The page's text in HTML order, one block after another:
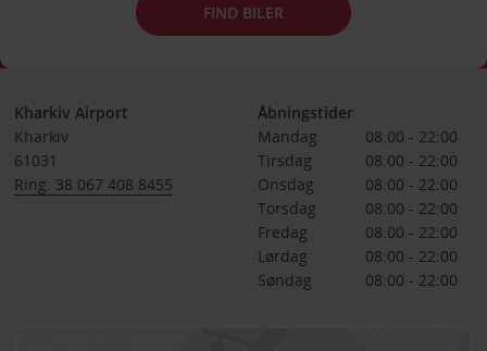
FIND BILER
Kharkiv Airport
Kharkiv
61031
Ring: 38 067 408 8455
Åbningstider
Mandag
08:00 - 22:00
Tirsdag
08:00 - 22:00
Onsdag
08:00 - 22:00
Torsdag
08:00 - 22:00
Fredag
08:00 - 22:00
Lørdag
08:00 - 22:00
Søndag
08:00 - 22:00